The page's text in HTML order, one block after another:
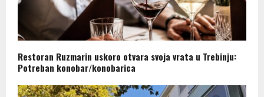
Restoran Ruzmarin uskoro otvara svoja vrata u Trebinju:
Potreban konobar/konobarica